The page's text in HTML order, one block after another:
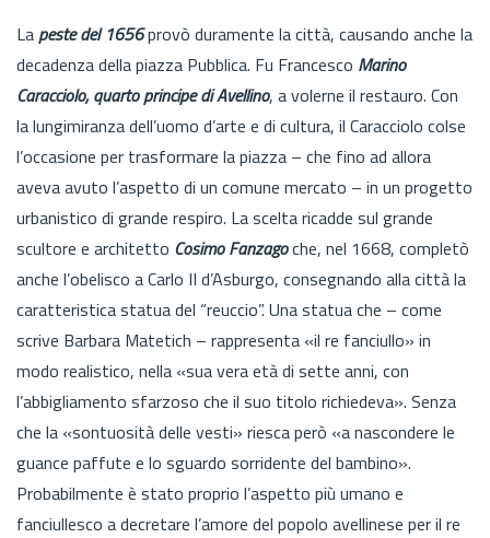
Lapeste del 1656provò duramente la città, causando anche la
decadenza della piazza Pubblica. Fu Francesco Marino
Caracciolo, quarto principe di Avellino, a volerne il restauro. Con
la lungimiranza dell’uomo d’arte e di cultura, il Caracciolo colse
l’occasione per trasformare la piazza – che fino ad allora
aveva avuto l’aspetto di un comune mercato – in un progetto
urbanistico di grande respiro. La scelta ricadde sul grande
scultore e architetto Cosimo Fanzagoche, nel 1668, completò
anche l’obelisco a Carlo II d’Asburgo, consegnando alla città la
caratteristica statua del “reuccio”. Una statua che – come
scrive Barbara Matetich – rappresenta «il re fanciullo» in
modo realistico, nella «sua vera età di sette anni, con
l’abbigliamento sfarzoso che il suo titolo richiedeva». Senza
che la «sontuosità delle vesti» riesca però «a nascondere le
guance paffute e lo sguardo sorridente del bambino».
Probabilmente è stato proprio l’aspetto più umano e
fanciullesco a decretare l’amore del popolo avellinese per il re